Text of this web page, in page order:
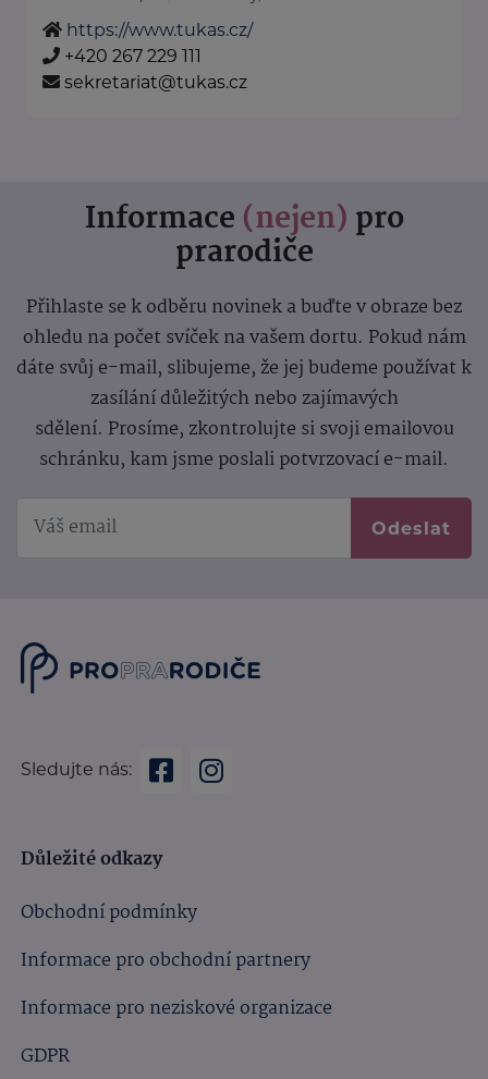
https://www.tukas.cz/
+420 267 229 111
sekretariat@tukas.cz
Informace (nejen) pro
prarodiče
Přihlaste se k odběru novinek a buďte v obraze bez
ohledu na počet svíček na vašem dortu. Pokud nám
dáte svůj e-mail, slibujeme, že jej budeme používat k
zasílání důležitých nebo zajímavých
sdělení. Prosíme, zkontrolujte si svoji emailovou
schránku, kam jsme poslali potvrzovací e-mail.
Odeslat
Sledujte nás:
Důležité odkazy
Obchodní podmínky
Informace pro obchodní partnery
Informace pro neziskové organizace
GDPR